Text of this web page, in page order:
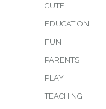
CUTE
EDUCATION
FUN
PARENTS
PLAY
TEACHING